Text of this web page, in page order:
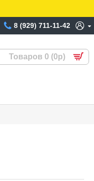
8 (929) 711-11-42
Товаров 0 (0р)